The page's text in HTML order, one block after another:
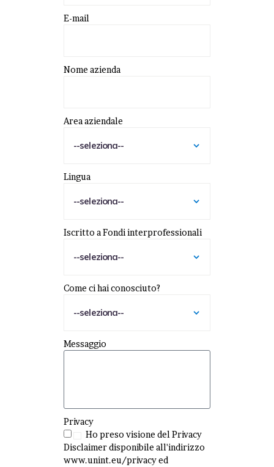
E-mail
Nome azienda
Area aziendale
Lingua
Iscritto a Fondi interprofessionali
Come ci hai conosciuto?
Messaggio
Privacy
Ho preso visione del Privacy
Disclaimer disponibile all'indirizzo
www.unint.eu/privacy ed